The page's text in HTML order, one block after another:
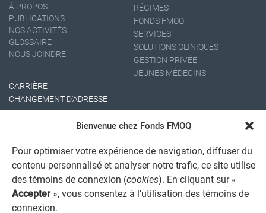
Bienvenue chez Fonds FMOQ
Pour optimiser votre expérience de navigation, diffuser du
contenu personnalisé et analyser notre trafic, ce site utilise
des témoins de connexion (cookies). En cliquant sur «
Accepter », vous consentez à l’utilisation des témoins de
connexion.
À PROPOS
PUBLICATIONS
NOS ACTIVITÉS
GLOSSAIRE
NOUS JOINDRE
RÉGIMES
FONDS FMOQ
SERVICES
SOLUTIONS CLINIQUES
GESTION PRIVÉE
JEUNES MÉDECINS
CARRIÈRE
CHANGEMENT D'ADRESSE
AVIS JURIDIQUE GÉNÉRAL